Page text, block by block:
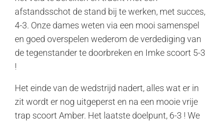
afstandsschot de stand bij te werken, met succes,
4-3. Onze dames weten via een mooi samenspel
en goed overspelen wederom de verdediging van
de tegenstander te doorbreken en Imke scoort 5-3
!
Het einde van de wedstrijd nadert, alles wat er in
zit wordt er nog uitgeperst en na een mooie vrije
trap scoort Amber. Het laatste doelpunt, 6-3 ! We